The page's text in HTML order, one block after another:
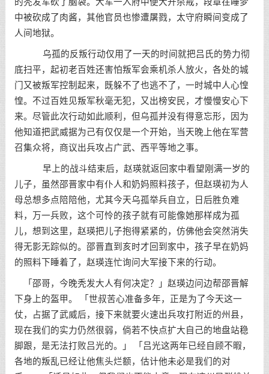
的秃发军砍了脑袋。大军一入府中便大开杀戒，段章在睡梦
中被砍成了肉酱，其他官员也惨遭屠戮，太守府瞬间变成了
人间地狱。
乌孤的反叛行动仅用了一天的时间就把吕氏的势力彻
底扫平，起初老百姓还害怕叛军会乘机杀人放火，各处的城
门又被叛军控制起来，既躲不了也逃不了，一时城中人心惶
惶。不过百姓见叛军秋毫无犯，又出榜安民，才慢慢安心下
来。尽管此次行动如此顺利，但乌孤并没有得意忘形，因为
他知道把武威据为己有仅仅是一个开始，当天晚上他在军营
召集众将，商议出兵攻占广武、西平等地之事。
早上的战斗结束后，赵瑛就返回家中看望刚满一岁的
儿子，虽然邵晋家中有仆人和奶妈照料孩子，但赵瑛初为人
母总想多点陪陪他，尤其今天乌孤举兵自立，日后胜负难
料，万一兵败，这个可怜的孩子就有可能像她那样成为孤
儿，想到这里，赵瑛把儿子抱得紧紧的，仿佛他会突然消失
得无影无踪似的。邵晋直到亥时才回到家中，孩子早在奶妈
的照料下睡着了，赵瑛连忙询问大军接下来的行动。
「邵哥，今晚秃发大人有何决定？」赵瑛边问边帮邵晋解
下身上的盔甲。 「世叔苦心准备多年，正是为了今天这一
仗，占据了武威后，接下来就要火速出兵攻打附近的州县，
现在我们的实力仍然很弱，倘若不快点扩大自己的地盘站稳
脚跟，是无法打败吕光的。」 「吕光这两年已经自顾不暇，
各地的叛乱已经让他焦头烂额，估计他未必是我们的对